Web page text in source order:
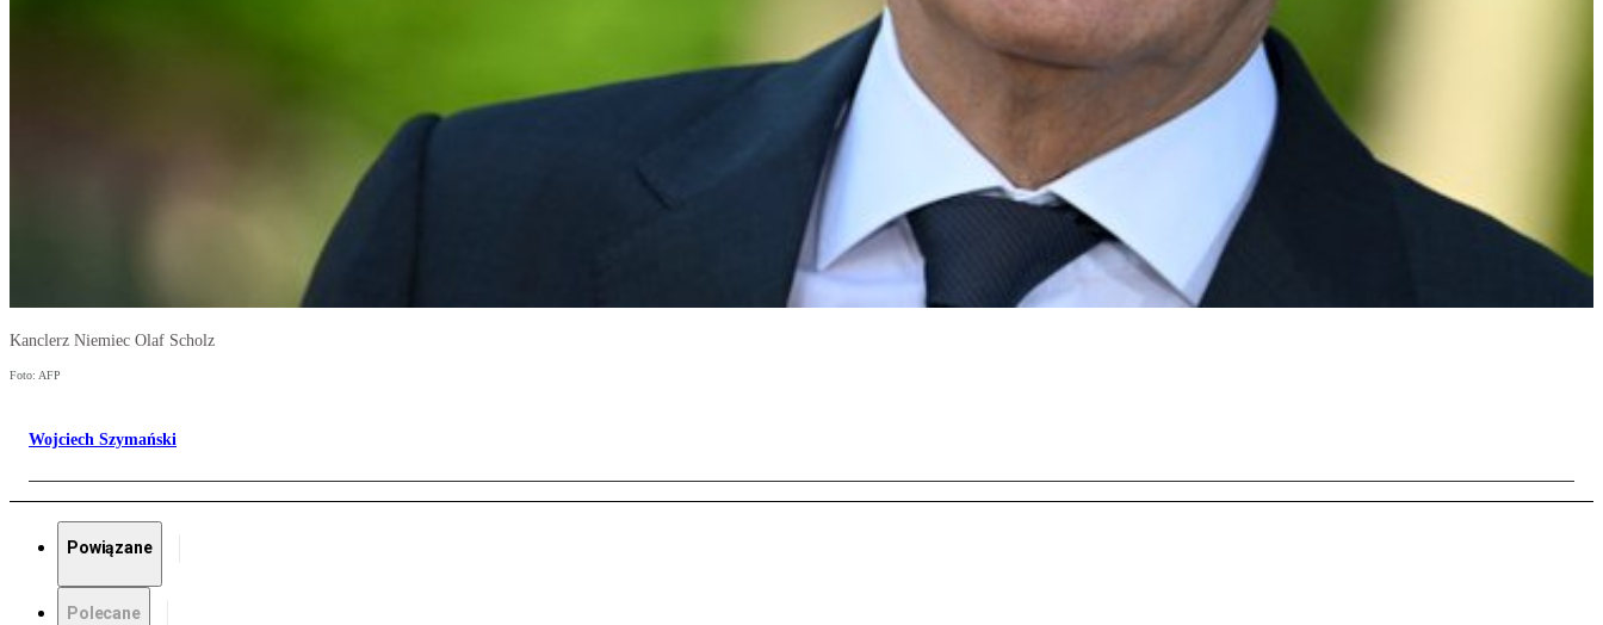
Kanclerz Niemiec Olaf Scholz
Foto: AFP
Wojciech Szymański
Powiązane
Polecane